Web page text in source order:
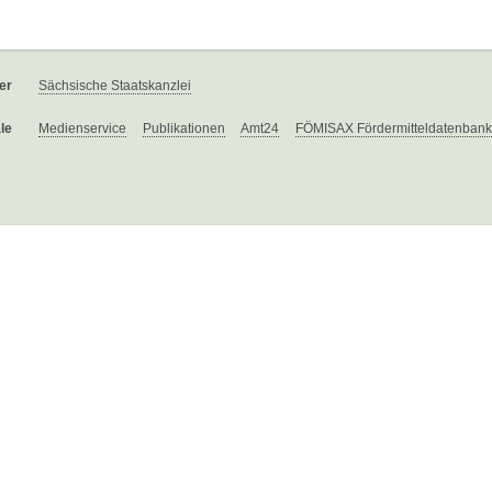
Sächsische Staatskanzlei
Medienservice Publikationen Amt24 FÖMISAX Fördermitteldatenbank